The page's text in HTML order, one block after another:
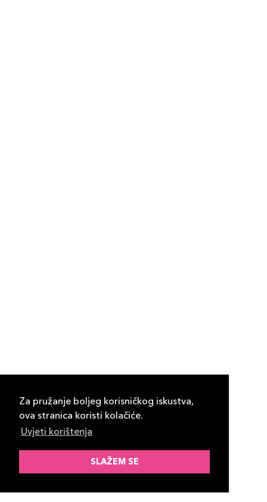
Za pružanje boljeg korisničkog iskustva,
ova stranica koristi kolačiće.
Uvjeti korištenja
SLAŽEM SE